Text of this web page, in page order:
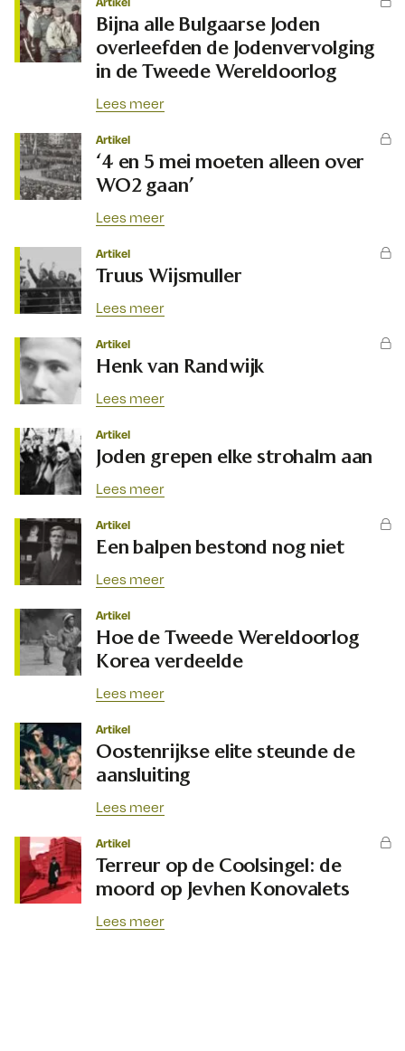
Bijna alle Bulgaarse Joden
overleefden de Jodenvervolging
in de Tweede Wereldoorlog
Lees meer
Artikel
‘4 en 5 mei moeten alleen over
WO2 gaan’
Lees meer
Artikel
Truus Wijsmuller
Lees meer
Artikel
Henk van Randwijk
Lees meer
Artikel
Joden grepen elke strohalm aan
Lees meer
Artikel
Een balpen bestond nog niet
Lees meer
Artikel
Hoe de Tweede Wereldoorlog
Korea verdeelde
Lees meer
Artikel
Oostenrijkse elite steunde de
aansluiting
Lees meer
Artikel
Terreur op de Coolsingel: de
moord op Jevhen Konovalets
Lees meer